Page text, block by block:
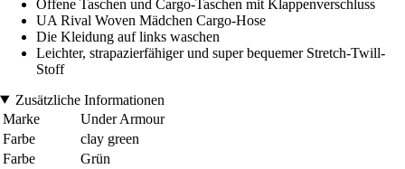
Offene Taschen und Cargo-Taschen mit Klappenverschluss
UA Rival Woven Mädchen Cargo-Hose
Die Kleidung auf links waschen
Leichter, strapazierfähiger und super bequemer Stretch-Twill-
Stoff
Zusätzliche Informationen
Marke
Under Armour
Farbe
clay green
Farbe
Grün